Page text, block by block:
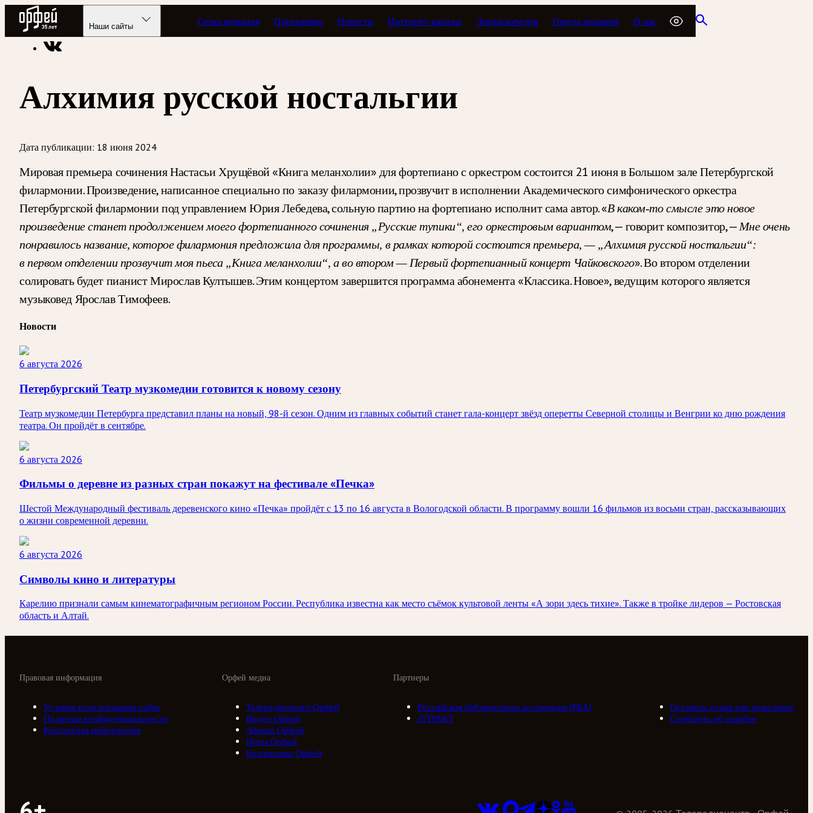
Радио Орфей
Наши сайты Сетка вещания Программы Новости Интернет-каналы Энциклопедия Города вещания О нас
Радио классической музыки «Орфей» Новости
Алхимия русской ностальгии
Дата публикации: 18 июня 2024
Мировая премьера сочинения Настасьи Хрущёвой «Книга меланхолии» для фортепиано с оркестром состоится 21 июня в Большом зале Петербургской
филармонии. Произведение, написанное специально по заказу филармонии, прозвучит в исполнении Академического симфонического оркестра
Петербургской филармонии под управлением Юрия Лебедева, сольную партию на фортепиано исполнит сама автор. «В каком-то смысле это новое
произведение станет продолжением моего фортепианного сочинения „Русские тупики“, его оркестровым вариантом, — говорит композитор, —Мне очень
понравилось название, которое филармония предложила для программы, в рамках которой состоится премьера, — „Алхимия русской ностальгии“:
в первом отделении прозвучит моя пьеса „Книга меланхолии“, а во втором — Первый фортепианный концерт Чайковского». Во втором отделении
солировать будет пианист Мирослав Култышев. Этим концертом завершится программа абонемента «Классика. Новое», ведущим которого является
музыковед Ярослав Тимофеев.
Новости
6 августа 2026
Петербургский Театр музкомедии готовится к новому сезону
Театр музкомедии Петербурга представил планы на новый, 98-й сезон. Одним из главных событий станет гала-концерт звёзд оперетты Северной столицы и Венгрии ко дню рождения
театра. Он пройдёт в сентябре.
6 августа 2026
Фильмы о деревне из разных стран покажут на фестивале «Печка»
Шестой Международный фестиваль деревенского кино «Печка» пройдёт с 13 по 16 августа в Вологодской области. В программу вошли 16 фильмов из восьми стран, рассказывающих
о жизни современной деревни.
6 августа 2026
Символы кино и литературы
Карелию признали самым кинематографичным регионом России. Республика известна как место съёмок культовой ленты «А зори здесь тихие». Также в тройке лидеров — Ростовская
область и Алтай.
Орфей медиа
Телерадиоцентр Орфей
Видео Орфей
Афиша Орфей
Ноты Орфей
Коллективы Орфей
Партнеры
Российская библиотечная ассоциация (РБА)
///ТРАКТ
Правовая информация
Условия использования сайта
Политика конфиденциальности
Контактная информация
Оставить отзыв или пожелание
Сообщить об ошибке